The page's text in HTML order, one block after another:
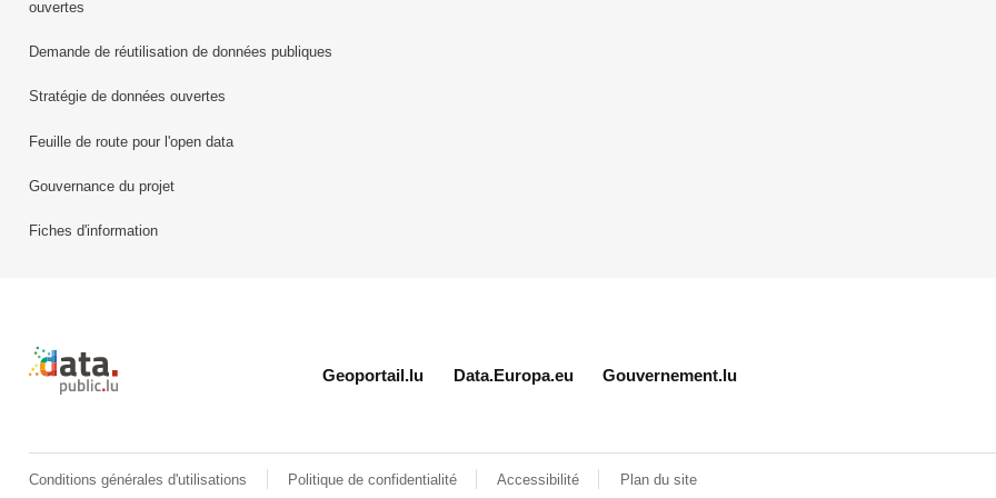
ouvertes
Demande de réutilisation de données publiques
Stratégie de données ouvertes
Feuille de route pour l'open data
Gouvernance du projet
Fiches d'information
Retour à l'accueil de data.public.lu
Geoportail.lu Data.Europa.eu Gouvernement.lu
Conditions générales d'utilisations Politique de confidentialité Accessibilité Plan du site